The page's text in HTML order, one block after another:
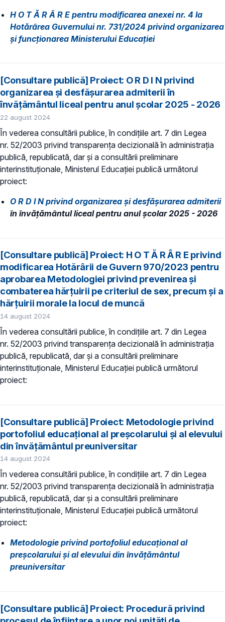
H O T Ă R Â R E pentru modificarea anexei nr. 4 la
Hotărârea Guvernului nr. 731/2024 privind organizarea
şi funcţionarea Ministerului Educaţiei
[Consultare publică] Proiect: O R D I N privind
organizarea şi desfăşurarea admiterii în
învăţământul liceal pentru anul şcolar 2025 - 2026
22 august 2024
În vederea consultării publice, în condiţiile art. 7 din Legea
nr. 52/2003 privind transparenţa decizională în administraţia
publică, republicată, dar și a consultării preliminare
interinstituționale, Ministerul Educaţiei publică următorul
proiect:
O R D I N privind organizarea şi desfăşurarea admiterii
în învăţământul liceal pentru anul şcolar 2025 - 2026
[Consultare publică] Proiect: H O T Ă R Â R E privind
modificarea Hotărârii de Guvern 970/2023 pentru
aprobarea Metodologiei privind prevenirea şi
combaterea hărţuirii pe criteriul de sex, precum şi a
hărţuirii morale la locul de muncă
14 august 2024
În vederea consultării publice, în condiţiile art. 7 din Legea
nr. 52/2003 privind transparenţa decizională în administraţia
publică, republicată, dar și a consultării preliminare
interinstituționale, Ministerul Educaţiei publică următorul
proiect:
[Consultare publică] Proiect: Metodologie privind
portofoliul educațional al preșcolarului și al elevului
din învățământul preuniversitar
14 august 2024
În vederea consultării publice, în condiţiile art. 7 din Legea
nr. 52/2003 privind transparenţa decizională în administraţia
publică, republicată, dar și a consultării preliminare
interinstituționale, Ministerul Educaţiei publică următorul
proiect:
Metodologie privind portofoliul educațional al
preșcolarului și al elevului din învățământul
preuniversitar
[Consultare publică] Proiect: Procedură privind